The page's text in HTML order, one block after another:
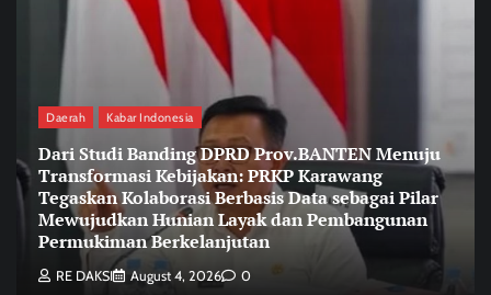
Daerah Kabar Indonesia
Dari Studi Banding DPRD Prov.BANTEN Menuju
Transformasi Kebijakan: PRKP Karawang
Tegaskan Kolaborasi Berbasis Data sebagai Pilar
Mewujudkan Hunian Layak dan Pembangunan
Permukiman Berkelanjutan
RE DAKSI August 4, 2026 0